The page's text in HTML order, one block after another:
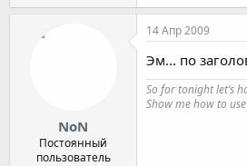
NoN
Постоянный
пользователь
14 Апр 2009
Эм... по
So for tonight let’s
Show me how to